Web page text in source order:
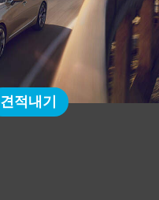
견적내기